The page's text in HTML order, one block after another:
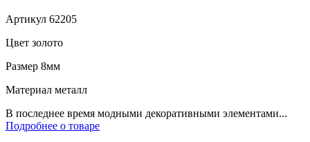
Артикул 62205
Цвет золото
Размер 8мм
Материал металл
В последнее время модными декоративными элементами...
Подробнее о товаре